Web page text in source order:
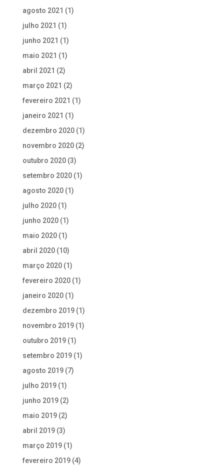
agosto 2021 (1)
julho 2021 (1)
junho 2021 (1)
maio 2021 (1)
abril 2021 (2)
março 2021 (2)
fevereiro 2021 (1)
janeiro 2021 (1)
dezembro 2020(1)
novembro 2020(2)
outubro 2020(3)
setembro 2020(1)
agosto 2020(1)
julho 2020(1)
junho 2020(1)
maio 2020(1)
abril 2020(10)
março 2020(1)
fevereiro 2020(1)
janeiro 2020(1)
dezembro 2019(1)
novembro 2019(1)
outubro 2019(1)
setembro 2019(1)
agosto 2019(7)
julho 2019(1)
junho 2019(2)
maio 2019(2)
abril 2019(3)
março 2019(1)
fevereiro 2019(4)